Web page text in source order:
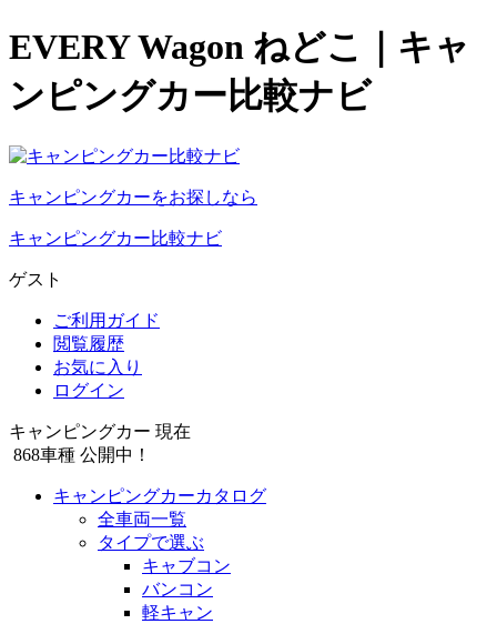
EVERY Wagon ねどこ｜キャ
ンピングカー比較ナビ
キャンピングカーをお探しなら
キャンピングカー比較ナビ
ゲスト
ご利用ガイド
閲覧履歴
お気に入り
ログイン
キャンピングカー 現在
868車種 公開中！
キャンピングカーカタログ
全車両一覧
タイプで選ぶ
キャブコン
バンコン
軽キャン